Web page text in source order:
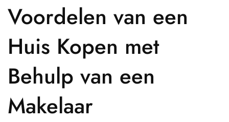
Voordelen van een
Huis Kopen met
Behulp van een
Makelaar